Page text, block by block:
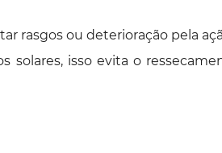
rasgos ou deterioração pela
isso evita o